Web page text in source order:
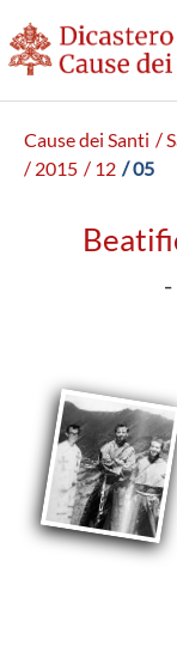
Cause dei Santi /
/ 2015 / 12 / 05